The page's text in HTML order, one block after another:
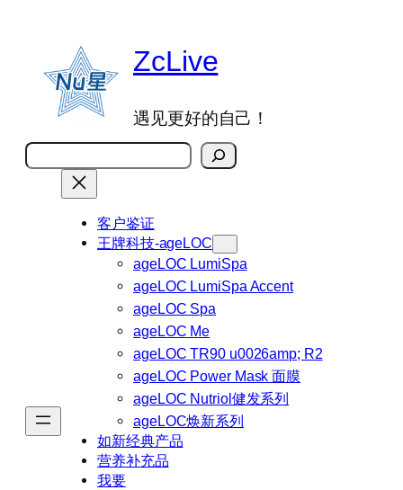
ZcLive
遇见更好的自己！
搜
索
客户鉴证
王牌科技-ageLOC
ageLOC LumiSpa
ageLOC LumiSpa Accent
ageLOC Spa
ageLOC Me
ageLOC TR90 u0026amp; R2
ageLOC Power Mask 面膜
ageLOC Nutriol健发系列
ageLOC焕新系列
如新经典产品
营养补充品
我要